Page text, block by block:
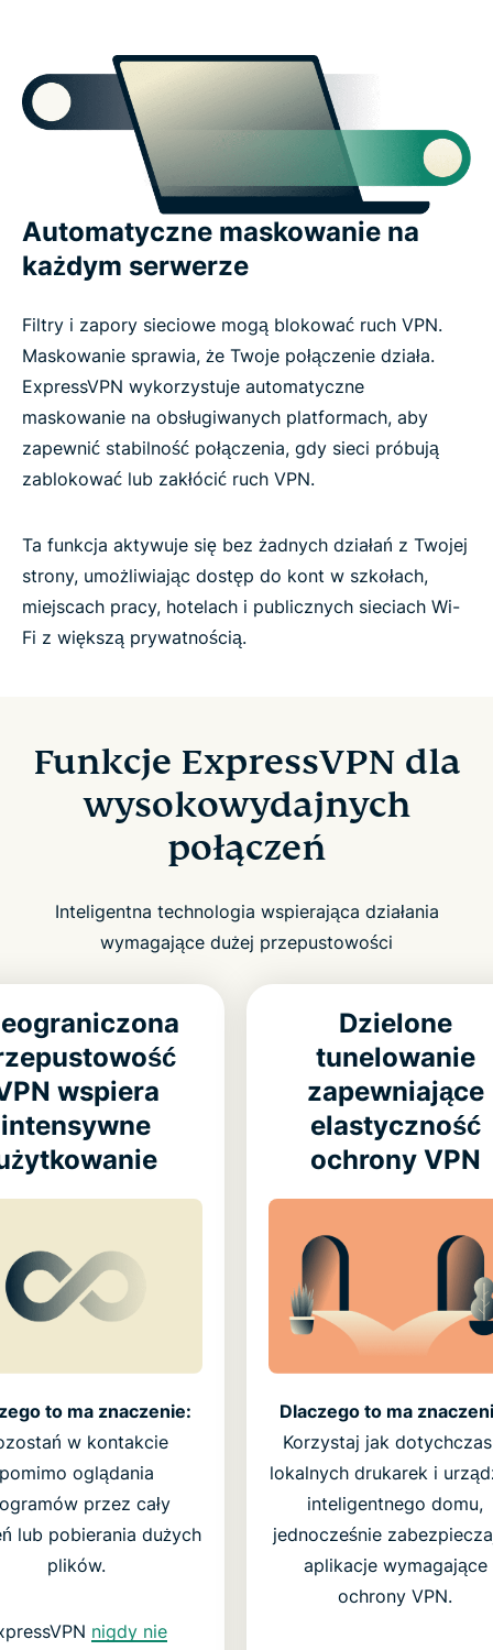
Automatyczne maskowanie na
każdym serwerze
Filtry i zapory sieciowe mogą blokować ruch VPN.
Maskowanie sprawia, że Twoje połączenie działa.
ExpressVPN wykorzystuje automatyczne
maskowanie na obsługiwanych platformach, aby
zapewnić stabilność połączenia, gdy sieci próbują
zablokować lub zakłócić ruch VPN.
Ta funkcja aktywuje się bez żadnych działań z Twojej
strony, umożliwiając dostęp do kont w szkołach,
miejscach pracy, hotelach i publicznych sieciach Wi-
Fi z większą prywatnością.
Funkcje ExpressVPN dla
wysokowydajnych
połączeń
Inteligentna technologia wspierająca działania
wymagające dużej przepustowości
wspiera
intensywne
to ma znaczenie:
w kontakcie
oglądania
przez cały
lub pobierania dużych
plików.
nigdy nie
Dzielone
tunelowanie
zapewniające
elastyczność
ochrony VPN
Dlaczego to ma
Korzystaj jak
lokalnych drukarek i
inteligentnego domu,
jednocześnie
aplikacje wymagające
ochrony VPN.